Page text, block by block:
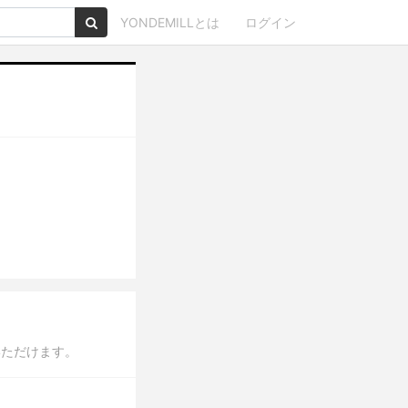
YONDEMILLとは ログイン
だけます。